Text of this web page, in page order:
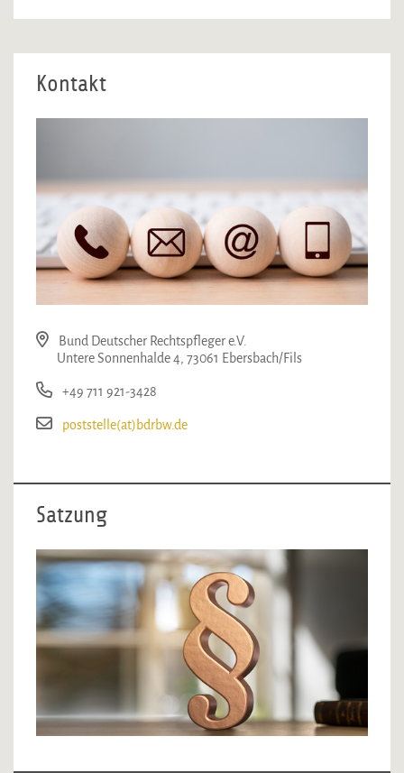
Kontakt
Bund Deutscher Rechtspfleger e.V.
Untere Sonnenhalde 4, 73061 Ebersbach/Fils
+49 711 921-3428
poststelle(at)bdrbw.de
Satzung